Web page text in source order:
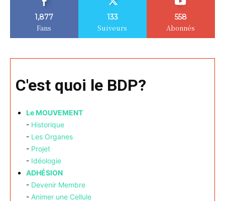
1,877
Fans
133
Suiveurs
558
Abonnés
C'est quoi le BDP?
Le MOUVEMENT
- Historique
- Les Organes
- Projet
- Idéologie
ADHÉSION
- Devenir Membre
- Animer une Cellule